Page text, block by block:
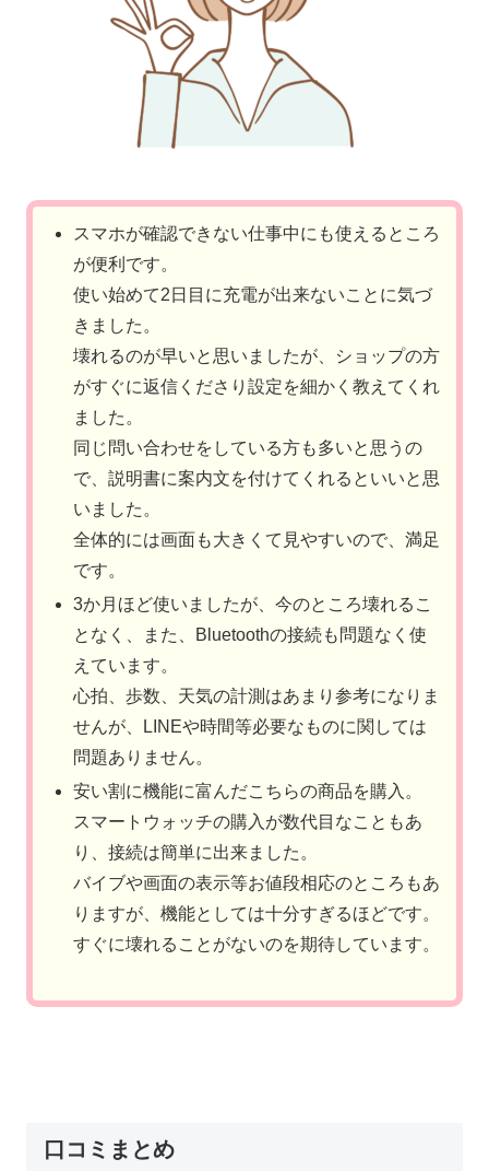
スマホが確認できない仕事中にも使えるところ
が便利です。
使い始めて2日目に充電が出来ないことに気づ
きました。
壊れるのが早いと思いましたが、ショップの方
がすぐに返信くださり設定を細かく教えてくれ
ました。
同じ問い合わせをしている方も多いと思うの
で、説明書に案内文を付けてくれるといいと思
いました。
全体的には画面も大きくて見やすいので、満足
です。
3か月ほど使いましたが、今のところ壊れるこ
となく、また、Bluetoothの接続も問題なく使
えています。
心拍、歩数、天気の計測はあまり参考になりま
せんが、LINEや時間等必要なものに関しては
問題ありません。
安い割に機能に富んだこちらの商品を購入。
スマートウォッチの購入が数代目なこともあ
り、接続は簡単に出来ました。
バイブや画面の表示等お値段相応のところもあ
りますが、機能としては十分すぎるほどです。
すぐに壊れることがないのを期待しています。
口コミまとめ